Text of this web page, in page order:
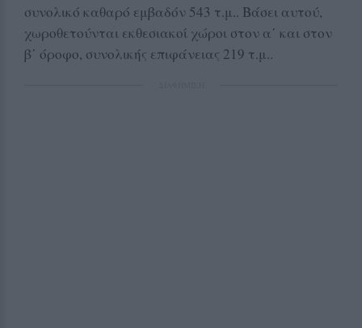
συνολικό καθαρό εμβαδόν 543 τ.μ.. Βάσει αυτού,
χωροθετούνται εκθεσιακοί χώροι στον α΄ και στον
β΄ όροφο, συνολικής επιφάνειας 219 τ.μ..